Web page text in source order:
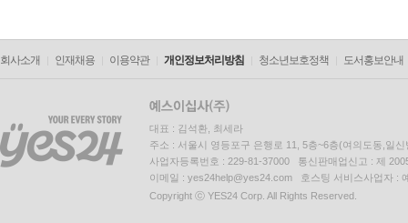
회사소개 인재채용 이용약관 개인정보처리방침 청소년보호정책 도서홍보안내
대표 : 김석환, 최세라
주소 : 서울시 영등포구 은행로 11, 5층~6층(여의도동,일신
사업자등록번호 : 229-81-37000 통신판매업신고 : 제
이메일 : yes24help@yes24.com 호스팅 서비스사업자 :
Copyright ⓒ YES24 Corp. All Rights Reserved.